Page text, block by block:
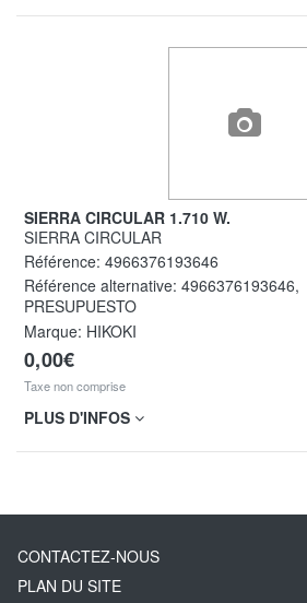
SIERRA CIRCULAR 1.710 W.
SIERRA CIRCULAR
Référence: 4966376193646
Référence alternative: 4966376193646,
PRESUPUESTO
Marque: HIKOKI
0,00€
Taxe non comprise
PLUS D'INFOS
CONTACTEZ-NOUS
PLAN DU SITE